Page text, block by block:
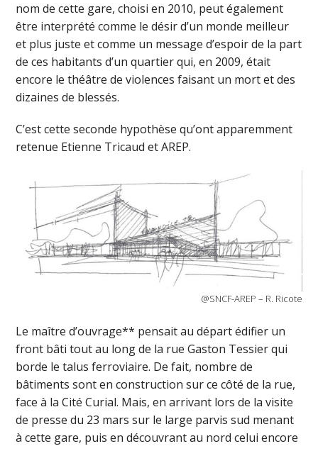
nom de cette gare, choisi en 2010, peut également
être interprété comme le désir d’un monde meilleur
et plus juste et comme un message d’espoir de la part
de ces habitants d’un quartier qui, en 2009, était
encore le théâtre de violences faisant un mort et des
dizaines de blessés.
C’est cette seconde hypothèse qu’ont apparemment
retenue Etienne Tricaud et AREP.
@SNCF-AREP – R. Ricote
Le maître d’ouvrage** pensait au départ édifier un
front bâti tout au long de la rue Gaston Tessier qui
borde le talus ferroviaire. De fait, nombre de
bâtiments sont en construction sur ce côté de la rue,
face à la Cité Curial. Mais, en arrivant lors de la visite
de presse du 23 mars sur le large parvis sud menant
à cette gare, puis en découvrant au nord celui encore